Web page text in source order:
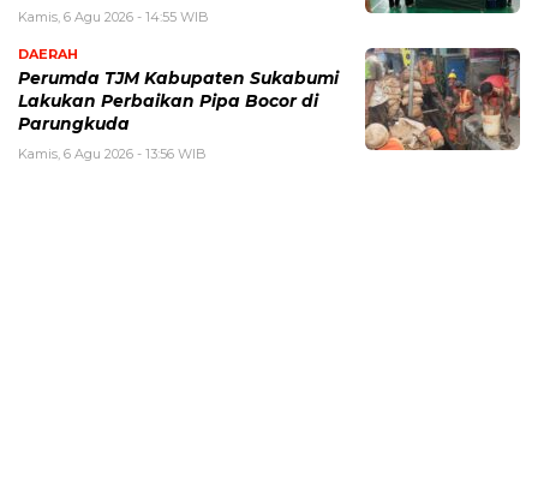
Kamis, 6 Agu 2026 - 14:55 WIB
DAERAH
Perumda TJM Kabupaten Sukabumi
Lakukan Perbaikan Pipa Bocor di
Parungkuda
Kamis, 6 Agu 2026 - 13:56 WIB